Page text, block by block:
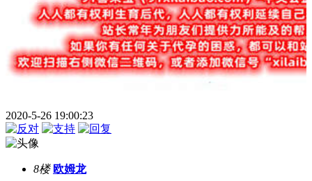
2020-5-26 19:00:23
8楼 欧姆龙